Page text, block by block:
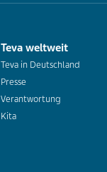
Teva weltweit
Teva in Deutschland
Presse
Verantwortung
Kita